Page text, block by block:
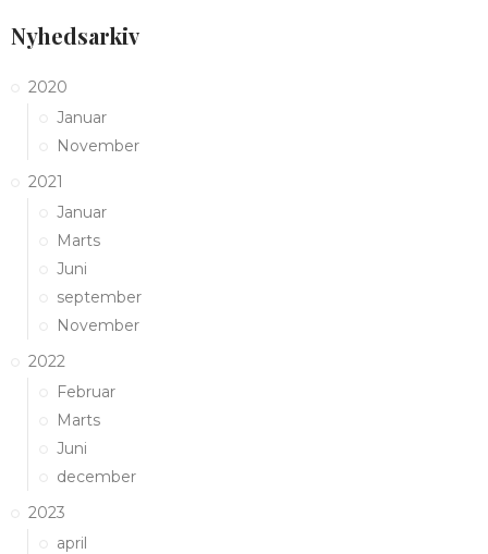
Nyhedsarkiv
2020
Januar
November
2021
Januar
Marts
Juni
september
November
2022
Februar
Marts
Juni
december
2023
april